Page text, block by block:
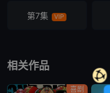
第7集 VIP
相关作品
喜剧